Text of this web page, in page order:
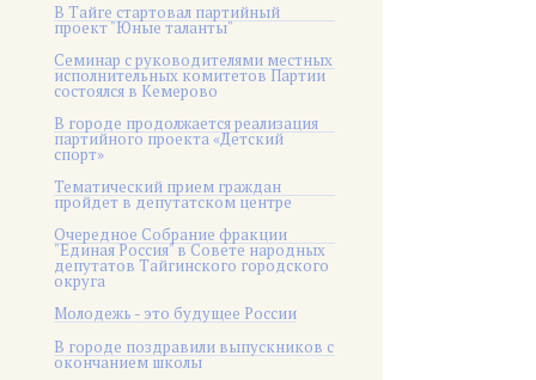
В Тайге стартовал партийный
проект "Юные таланты"
Семинар с руководителями местных
исполнительных комитетов Партии
состоялся в Кемерово
В городе продолжается реализация
партийного проекта «Детский
спорт»
Тематический прием граждан
пройдет в депутатском центре
Очередное Собрание фракции
"Единая Россия" в Совете народных
депутатов Тайгинского городского
округа
Молодежь - это будущее России
В городе поздравили выпускников с
окончанием школы